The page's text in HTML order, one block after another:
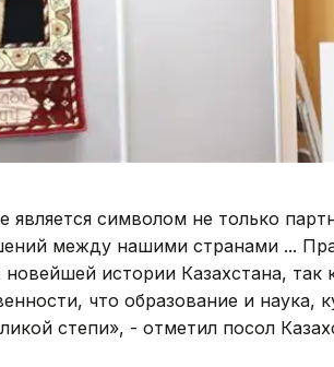
является символом не только
между нашими странами ...
истории Казахстана, так
что образование и наука,
степи», - отметил посол